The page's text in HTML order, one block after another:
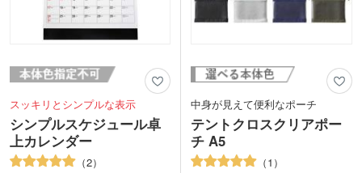
スッキリとシンプルな表示
シンプルスケジュール卓
上カレンダー
2
中身が見えて便利なポーチ
テントクロスクリアポー
チ A5
1